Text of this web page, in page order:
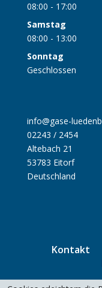
08:00 - 17:00
Samstag
08:00 - 13:00
Sonntag
Geschlossen
info@gase-
02243 / 2454
Altebach 21
53783 Eitorf
Deutschland
Kontakt